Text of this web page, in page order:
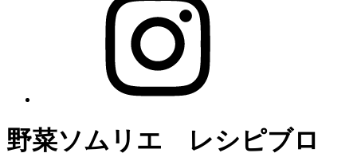
野菜ソムリエ レシピブロ